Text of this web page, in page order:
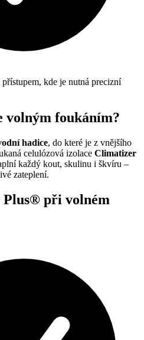
kde je nutná precizní
volným foukáním?
hadice, do které je z vnějšího
celulózová izolace Climatizer
každý kout, skulinu i škvíru –
zateplení.
při volném